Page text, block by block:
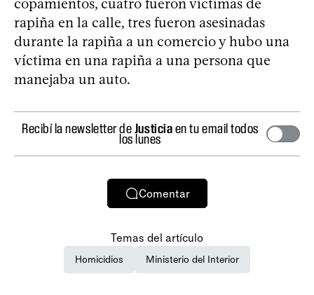
copamientos, cuatro fueron víctimas de
rapiña en la calle, tres fueron asesinadas
durante la rapiña a un comercio y hubo una
víctima en una rapiña a una persona que
manejaba un auto.
Recibí la newsletter deJusticiaen tu email todos
los lunes
Comentar
Temas del artículo
Homicidios Ministerio del Interior